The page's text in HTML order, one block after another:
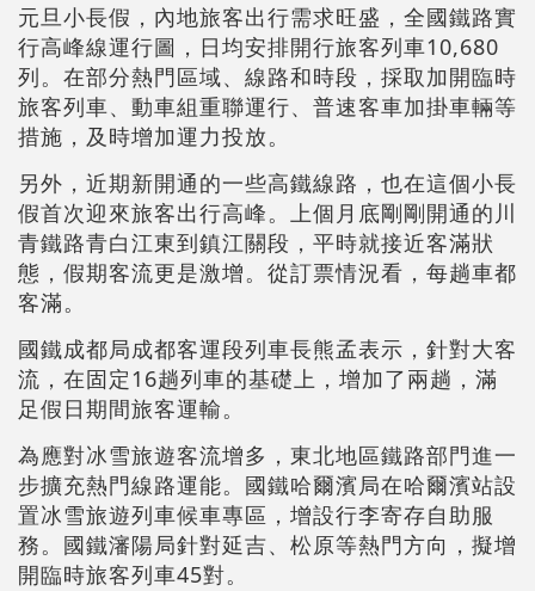
元旦小長假，內地旅客出行需求旺盛，全國鐵路實
行高峰線運行圖，日均安排開行旅客列車10,680
列。在部分熱門區域、線路和時段，採取加開臨時
旅客列車、動車組重聯運行、普速客車加掛車輛等
措施，及時增加運力投放。
另外，近期新開通的一些高鐵線路，也在這個小長
假首次迎來旅客出行高峰。上個月底剛剛開通的川
青鐵路青白江東到鎮江關段，平時就接近客滿狀
態，假期客流更是激增。從訂票情況看，每趟車都
客滿。
國鐵成都局成都客運段列車長熊孟表示，針對大客
流，在固定16趟列車的基礎上，增加了兩趟，滿
足假日期間旅客運輸。
為應對冰雪旅遊客流增多，東北地區鐵路部門進一
步擴充熱門線路運能。國鐵哈爾濱局在哈爾濱站設
置冰雪旅遊列車候車專區，增設行李寄存自助服
務。國鐵瀋陽局針對延吉、松原等熱門方向，擬增
開臨時旅客列車45對。